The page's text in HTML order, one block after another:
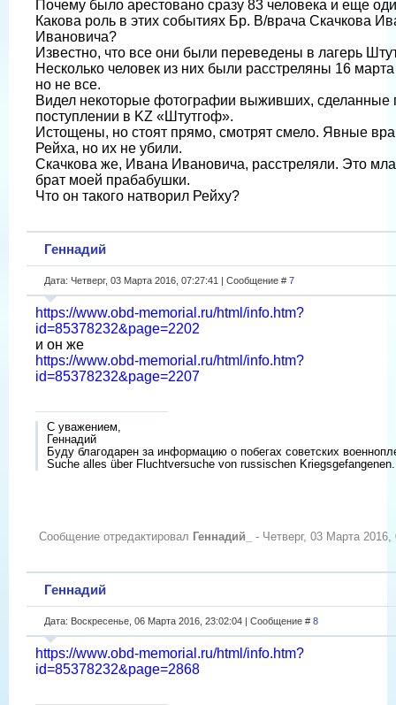
Почему было арестовано сразу 83 человека и еще
Какова роль в этих событиях Бр. В/врача Скачкова
Ивановича?
Известно, что все они были переведены в лагерь
Несколько человек из них были расстреляны 16
но не все.
Видел некоторые фотографии выживших, сделанные
поступлении в KZ «Штутгоф».
Истощены, но стоят прямо, смотрят смело. Явные
Рейха, но их не убили.
Скачкова же, Ивана Ивановича, расстреляли. Это
брат моей прабабушки.
Что он такого натворил Рейху?
Геннадий
Дата: Четверг, 03 Марта 2016, 07:27:41 | Сообщение # 7
https://www.obd-memorial.ru/html/info.htm?
id=85378232&page=2202
и он же
https://www.obd-memorial.ru/html/info.htm?
id=85378232&page=2207
С уважением,
Геннадий
Буду благодарен за информацию о побегах советских
Suche alles über Fluchtversuche von russischen Kriegsgefangenen.
Сообщение отредактировал Геннадий_ - Четверг, 03 Марта 2016,
Геннадий
Дата: Воскресенье, 06 Марта 2016, 23:02:04 | Сообщение # 8
https://www.obd-memorial.ru/html/info.htm?
id=85378232&page=2868